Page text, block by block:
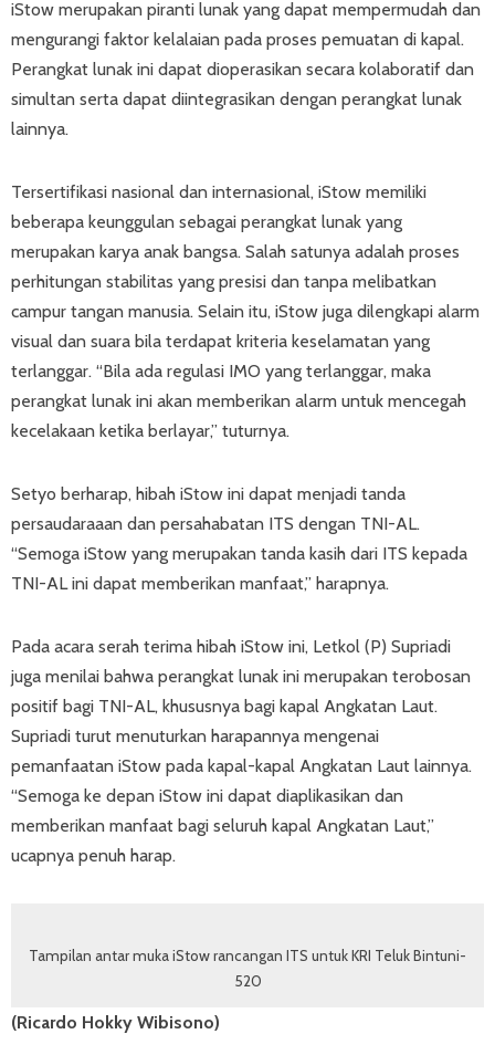
iStow merupakan piranti lunak yang dapat mempermudah dan
mengurangi faktor kelalaian pada proses pemuatan di kapal.
Perangkat lunak ini dapat dioperasikan secara kolaboratif dan
simultan serta dapat diintegrasikan dengan perangkat lunak
lainnya.
Tersertifikasi nasional dan internasional, iStow memiliki
beberapa keunggulan sebagai perangkat lunak yang
merupakan karya anak bangsa. Salah satunya adalah proses
perhitungan stabilitas yang presisi dan tanpa melibatkan
campur tangan manusia. Selain itu, iStow juga dilengkapi alarm
visual dan suara bila terdapat kriteria keselamatan yang
terlanggar. “Bila ada regulasi IMO yang terlanggar, maka
perangkat lunak ini akan memberikan alarm untuk mencegah
kecelakaan ketika berlayar,” tuturnya.
Setyo berharap, hibah iStow ini dapat menjadi tanda
persaudaraaan dan persahabatan ITS dengan TNI-AL.
“Semoga iStow yang merupakan tanda kasih dari ITS kepada
TNI-AL ini dapat memberikan manfaat,” harapnya.
Pada acara serah terima hibah iStow ini, Letkol (P) Supriadi
juga menilai bahwa perangkat lunak ini merupakan terobosan
positif bagi TNI-AL, khususnya bagi kapal Angkatan Laut.
Supriadi turut menuturkan harapannya mengenai
pemanfaatan iStow pada kapal-kapal Angkatan Laut lainnya.
“Semoga ke depan iStow ini dapat diaplikasikan dan
memberikan manfaat bagi seluruh kapal Angkatan Laut,”
ucapnya penuh harap.
Tampilan antar muka iStow rancangan ITS untuk KRI Teluk Bintuni-
520
(Ricardo Hokky Wibisono)